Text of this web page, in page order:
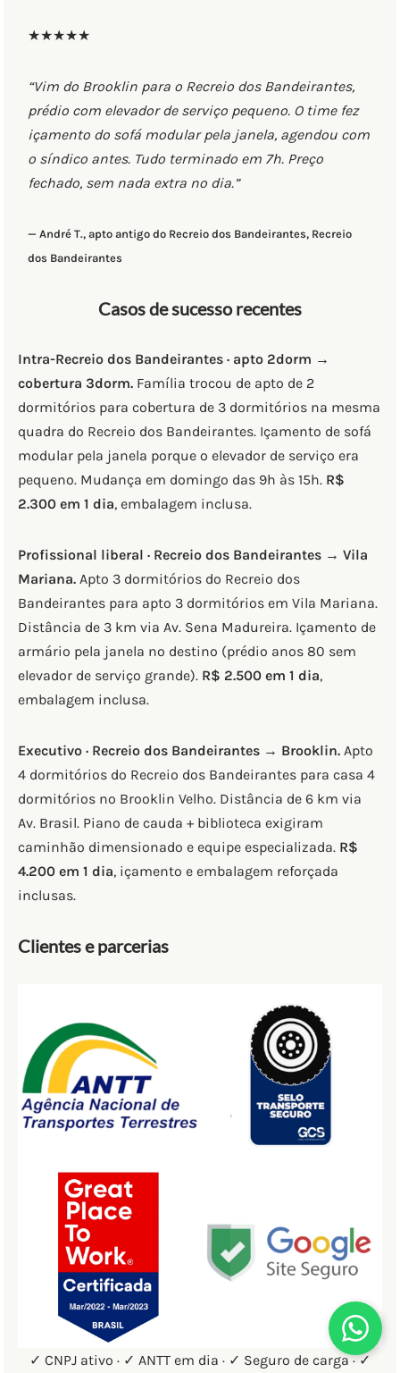
★★★★★
“Vim do Brooklin para o Recreio dos Bandeirantes,
prédio com elevador de serviço pequeno. O time fez
içamento do sofá modular pela janela, agendou com
o síndico antes. Tudo terminado em 7h. Preço
fechado, sem nada extra no dia.”
— André T., apto antigo do Recreio dos Bandeirantes, Recreio
dos Bandeirantes
Casos de sucesso recentes
Intra-Recreio dos Bandeirantes · apto 2dorm →
cobertura 3dorm. Família trocou de apto de 2
dormitórios para cobertura de 3 dormitórios na mesma
quadra do Recreio dos Bandeirantes. Içamento de sofá
modular pela janela porque o elevador de serviço era
pequeno. Mudança em domingo das 9h às 15h. R$
2.300 em 1 dia, embalagem inclusa.
Profissional liberal · Recreio dos Bandeirantes → Vila
Mariana. Apto 3 dormitórios do Recreio dos
Bandeirantes para apto 3 dormitórios em Vila Mariana.
Distância de 3 km via Av. Sena Madureira. Içamento de
armário pela janela no destino (prédio anos 80 sem
elevador de serviço grande). R$ 2.500 em 1 dia,
embalagem inclusa.
Executivo · Recreio dos Bandeirantes → Brooklin. Apto
4 dormitórios do Recreio dos Bandeirantes para casa 4
dormitórios no Brooklin Velho. Distância de 6 km via
Av. Brasil. Piano de cauda + biblioteca exigiram
caminhão dimensionado e equipe especializada. R$
4.200 em 1 dia, içamento e embalagem reforçada
inclusas.
Clientes e parcerias
✓ CNPJ ativo · ✓ ANTT em dia · ✓ Seguro de carga · ✓